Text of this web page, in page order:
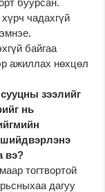
буурсан.
чадахгүй
байгаа
ажиллах нөхцөл
зээлийг
нь
шийдвэрлэнэ
вэ?
тогтвортой
дагуу